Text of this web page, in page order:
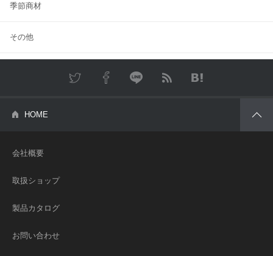
季節商材
その他
HOME
会社概要
取扱ショップ
製品カタログ
お問い合わせ